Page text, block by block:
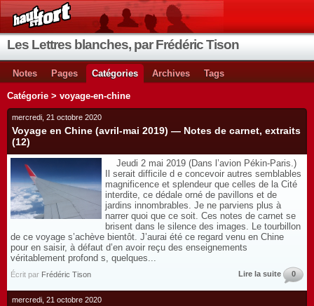
Les Lettres blanches, par Frédéric Tison
Notes Pages Catégories Archives Tags
Catégorie > voyage-en-chine
mercredi, 21 octobre 2020
Voyage en Chine (avril-mai 2019) — Notes de carnet, extraits
(12)
Jeudi 2 mai 2019 (Dans l’avion Pékin-Paris.)
Il serait difficile d e concevoir autres semblables
magnificence et splendeur que celles de la Cité
interdite, ce dédale orné de pavillons et de
jardins innombrables. Je ne parviens plus à
narrer quoi que ce soit. Ces notes de carnet se
brisent dans le silence des images. Le tourbillon
de ce voyage s’achève bientôt. J’aurai été ce regard venu en Chine
pour en saisir, à défaut d’en avoir reçu des enseignements
véritablement profond s, quelques...
Écrit par Frédéric Tison Lire la suite 0
mercredi, 21 octobre 2020